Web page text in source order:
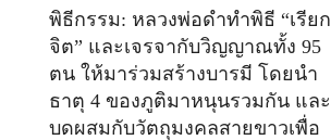
พิธีกรรม: หลวงพ่อดำทำพิธี “เรียก
จิต” และเจรจากับวิญญาณทั้ง 95
ตน ให้มาร่วมสร้างบารมี โดยนำ
ธาตุ 4 ของภูติมาหนุนรวมกัน และ
บดผสมกับวัตถุมงคลสายขาวเพื่อ